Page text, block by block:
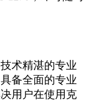
术精湛的专业
备全面的专业
用户在使用克